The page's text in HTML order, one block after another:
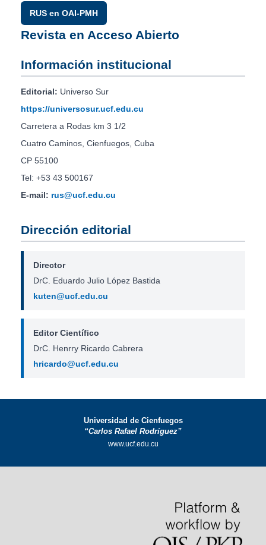
RUS en OAI-PMH
Revista en Acceso Abierto
Información institucional
Editorial: Universo Sur
https://universosur.ucf.edu.cu
Carretera a Rodas km 3 1/2
Cuatro Caminos, Cienfuegos, Cuba
CP 55100
Tel: +53 43 500167
E-mail: rus@ucf.edu.cu
Dirección editorial
Director
DrC. Eduardo Julio López Bastida
kuten@ucf.edu.cu
Editor Científico
DrC. Henrry Ricardo Cabrera
hricardo@ucf.edu.cu
Universidad de Cienfuegos
“Carlos Rafael Rodríguez”
www.ucf.edu.cu